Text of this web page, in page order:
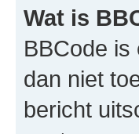
Wat is
BBCode
dan niet
bericht